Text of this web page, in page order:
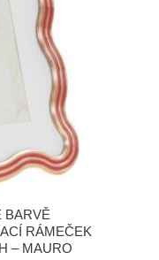
BARVĚ
RÁMEČEK
– MAURO